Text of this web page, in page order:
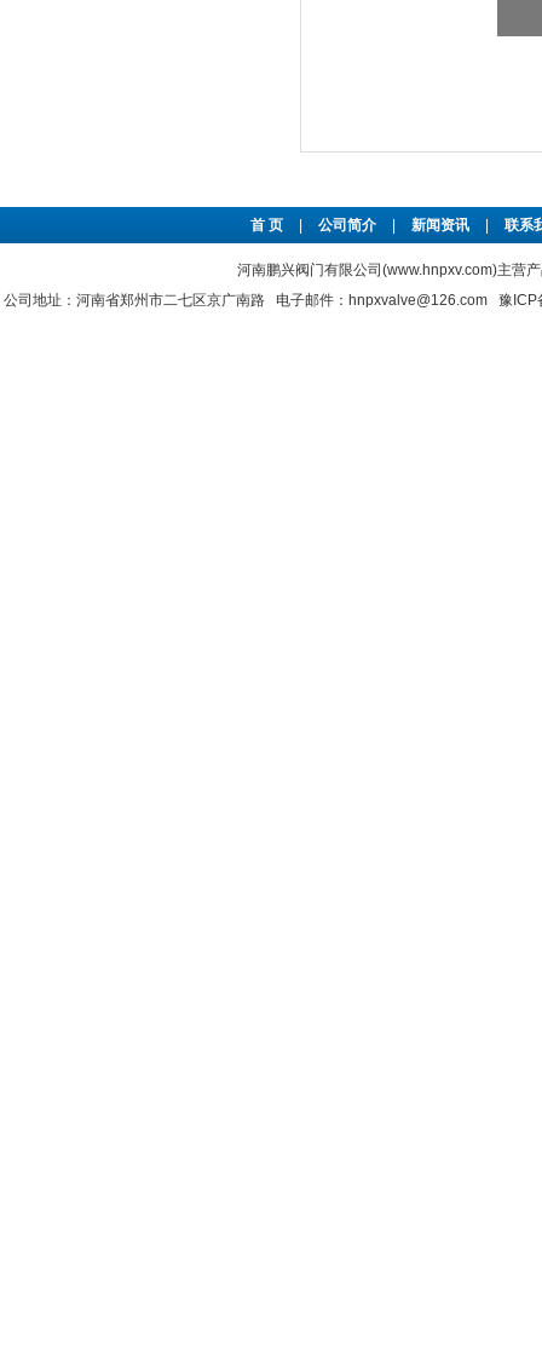
首 页 公司简介 新闻资讯 联系
河南鹏兴阀门有限公司(www.hnpxv.com)主营
公司地址：河南省郑州市二七区京广南路 电子邮件：hnpxvalve@126.com 豫ICP